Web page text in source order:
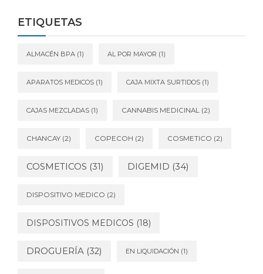
ETIQUETAS
ALMACÉN BPA (1) AL POR MAYOR (1)
APARATOS MEDICOS (1) CAJA MIXTA SURTIDOS (1)
CAJAS MEZCLADAS (1) CANNABIS MEDICINAL (2)
CHANCAY (2) COPECOH (2) COSMETICO (2)
COSMETICOS (31) DIGEMID (34)
DISPOSITIVO MEDICO (2)
DISPOSITIVOS MEDICOS (18)
DROGUERÍA (32) EN LIQUIDACIÓN (1)